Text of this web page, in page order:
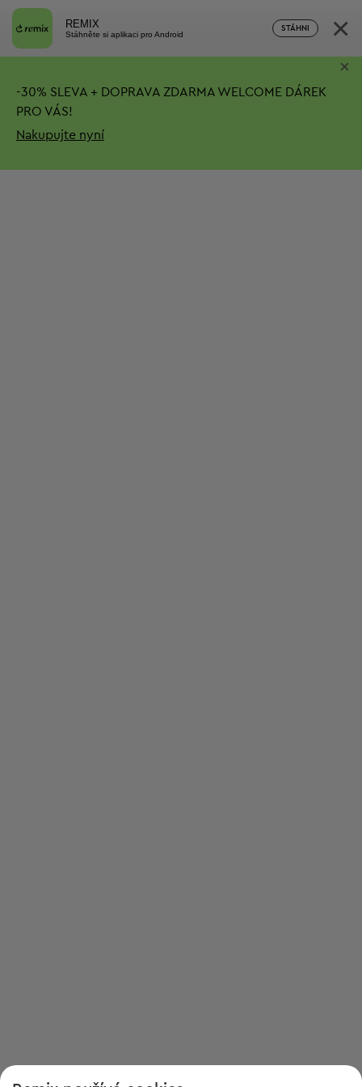
REMIX
Stáhněte si aplikaci pro Android
STÁHNI ×
-30% SLEVA + DOPRAVA ZDARMA WELCOME DÁREK
PRO VÁS!
Nakupujte nyní
×